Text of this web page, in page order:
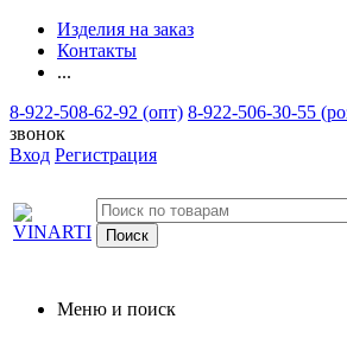
Изделия на заказ
Контакты
...
8-922-508-62-92 (опт) 8-922-506-30-55
звонок
Вход Регистрация
Меню и поиск